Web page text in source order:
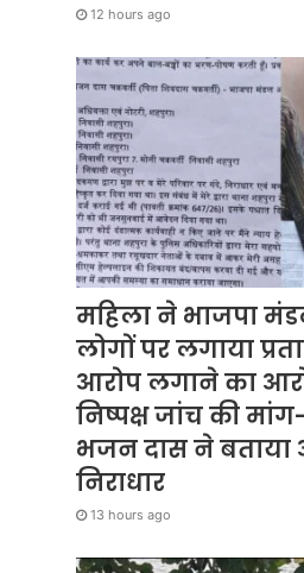
12 hours ago
महिला ने भाजपा
लोगों पर लगाया
आरोप लगाने का
निष्पक्ष जांच की
भजन दास ने बताया
निराधार
13 hours ago